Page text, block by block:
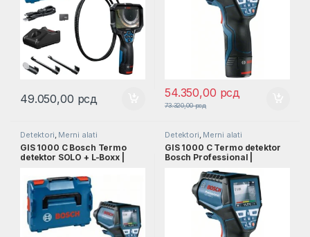
49.050,00 рсд 54.350,00 рсд
73.320,00рсд
Detektori, Merni alati
GIS 1000 C Bosch Termo
detektor SOLO + L-Boxx |
Detektori, Merni alati
GIS 1000 C Termo detektor
Bosch Professional |